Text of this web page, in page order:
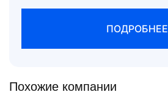
ПОДРОБНЕЕ
Похожие компании